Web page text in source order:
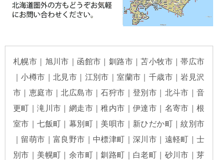
札幌市｜旭川市｜函館市｜釧路市｜苫小牧市｜帯広市
｜小樽市｜北見市｜江別市｜室蘭市｜千歳市｜岩見沢
市｜恵庭市｜北広島市｜石狩市｜登別市｜北斗市｜音
更町｜滝川市｜網走市｜稚内市｜伊達市｜名寄市｜根
室市｜七飯町｜幕別町｜美唄市｜新ひだか町｜紋別市
｜留萌市｜富良野市｜中標津町｜深川市｜遠軽町｜士
別市｜美幌町｜余市町｜釧路町｜白老町｜砂川市｜芽